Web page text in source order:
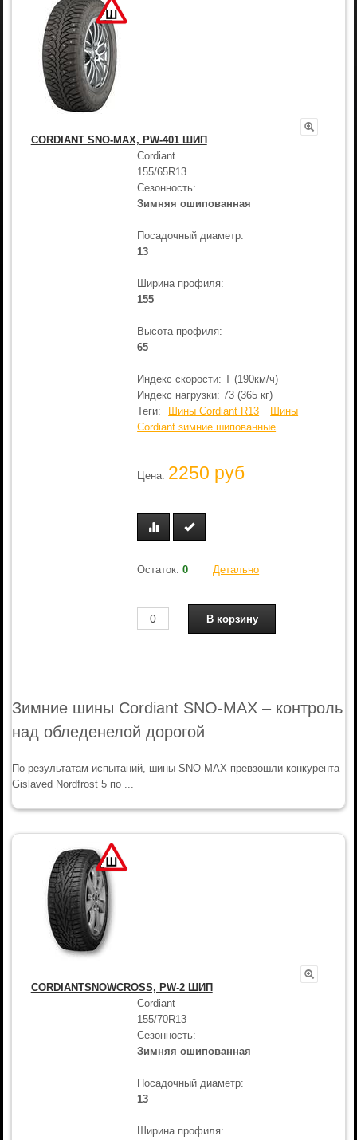
CORDIANT SNO-MAX, PW-401 ШИП
Cordiant
155/65R13
Сезонность:
Зимняя ошипованная
Посадочный диаметр:
13
Ширина профиля:
155
Высота профиля:
65
Индекс скорости: T (190км/ч)
Индекс нагрузки: 73 (365 кг)
Теги:
Шины Cordiant R13
Шины
Cordiant зимние шипованные
Цена: 2250 руб
Остаток:0 Детально
Зимние шины Cordiant SNO-MAX – контроль
над обледенелой дорогой
По результатам испытаний, шины SNO-MAX превзошли конкурента
Gislaved Nordfrost 5 по ...
CORDIANTSNOWCROSS, PW-2 ШИП
Cordiant
155/70R13
Сезонность:
Зимняя ошипованная
Посадочный диаметр:
13
Ширина профиля: